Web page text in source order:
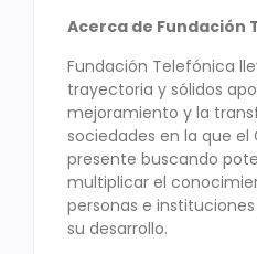
Acerca de Fundación
Fundación Telefónica
trayectoria y sólidos
mejoramiento y la
sociedades en la que
presente buscando
multiplicar el
personas e
su desarrollo.